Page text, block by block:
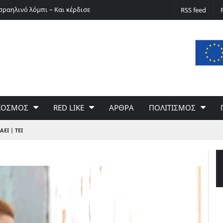
λόμπι – Και κέρδισε Ο Ερνστ Φίσερ για τις Δίκες της Μόσχας
RSS feed
RED LIKE ΑΡΘΡΑ ΠΟΛΙΤΙΣΜΟΣ
| ΤΕΙ